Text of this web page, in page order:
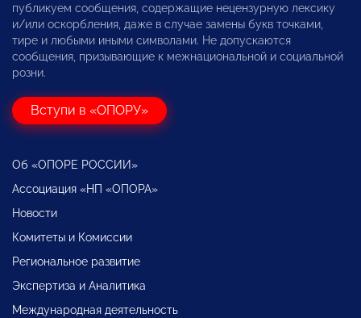
публикуем сообщения, содержащие нецензурную лексику
и/или оскорбления, даже в случае замены букв точками,
тире и любыми иными символами. Не допускаются
сообщения, призывающие к межнациональной и социальной
розни.
Вступи в «ОПОРУ»
Об «ОПОРЕ РОССИИ»
Ассоциация «НП «ОПОРА»
Новости
Комитеты и Комиссии
Региональное развитие
Экспертиза и Аналитика
Международная деятельность